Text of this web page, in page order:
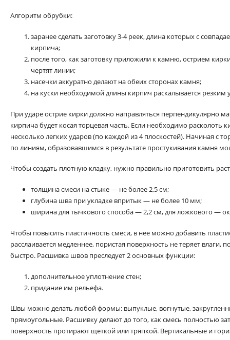
Алгоритм обрубки:
заранее сделать заготовку 3-4 реек, длина которых с
кирпича;
после того, как заготовку приложили к камню, острием
чертят линии;
насечки аккуратно делают на обеих сторонах камня;
на куски необходимой длины кирпич раскалывается резким
При ударе острие кирки должно направляться перпендикулярно
кирпича будет косая торцевая часть. Если необходимо расколоть
несколько легких ударов (по каждой из 4 плоскостей). Начиная с
по линиям, образовавшимся в результате простукивания камня
Чтобы создать плотную кладку, нужно правильно приготовить
толщина смеси на стыке — не более 2,5 см;
глубина шва при укладке впритык — не более 10 мм;
ширина для тычкового способа — 2,2 см, для ложкового —
Чтобы повысить пластичность смеси, в нее можно добавить
расслаивается медленнее, пористая поверхность не теряет влаги,
быстро. Расшивка швов преследует 2 основных функции:
дополнительное уплотнение стен;
придание им рельефа.
Швы можно делать любой формы: выпуклые, вогнутые,
прямоугольные. Расшивку делают до того, как смесь полностью
поверхность протирают щеткой или тряпкой. Вертикальные и